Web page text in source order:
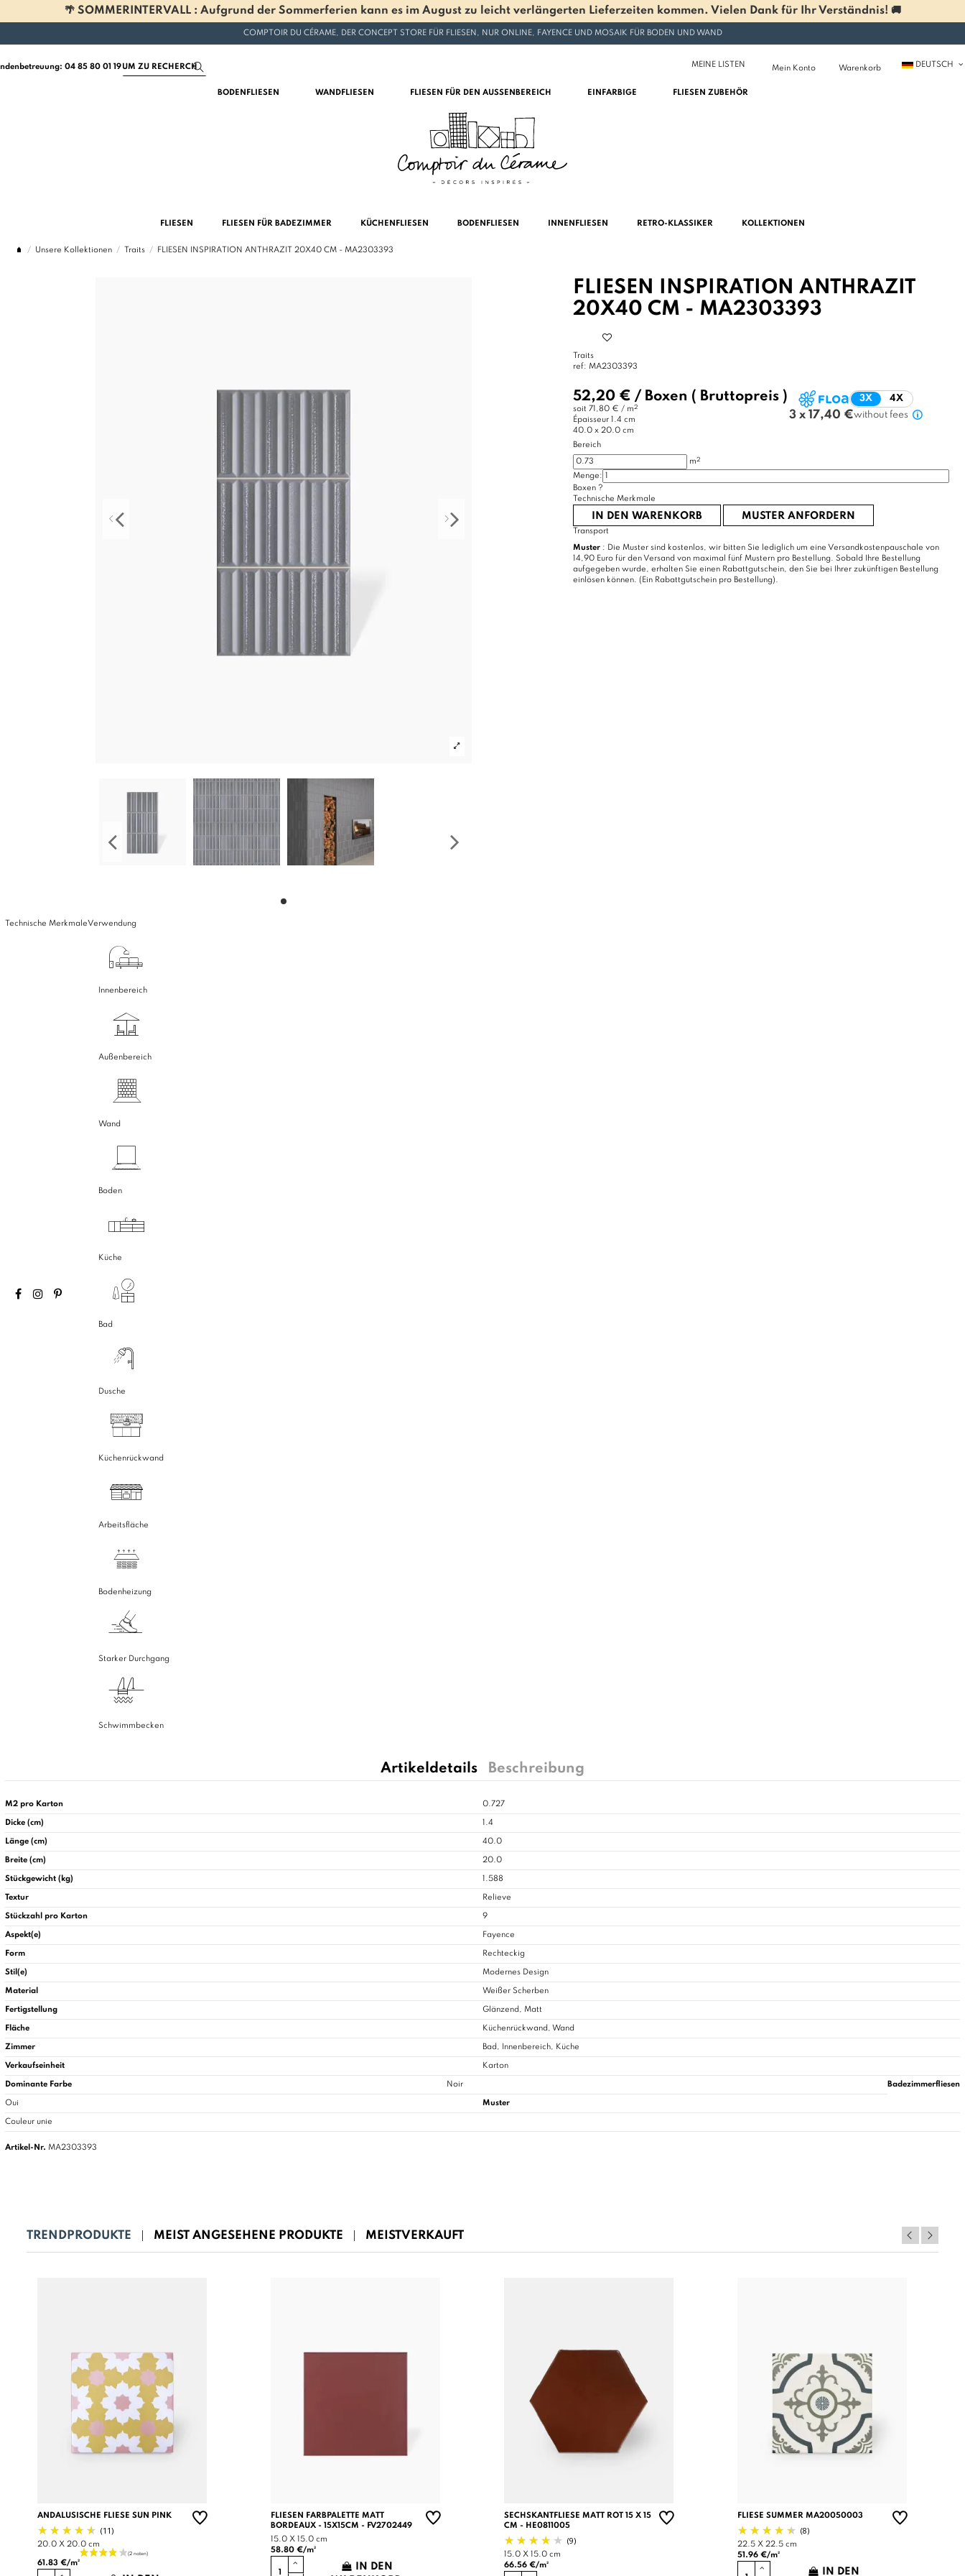
🌴 SOMMERINTERVALL : Aufgrund der Sommerferien kann es im August zu leicht verlängerten Lieferzeiten kommen. Vielen Dank für Ihr Verständnis! 🚚
COMPTOIR DU CÉRAME, DER CONCEPT STORE FÜR FLIESEN, NUR ONLINE, FAYENCE UND MOSAIK FÜR BODEN UND WAND
04 85 80 01 19 MEINE LISTEN Mein Konto Warenkorb DEUTSCH
BODENFLIESEN WANDFLIESEN FLIESEN FÜR DEN AUSSENBEREICH EINFARBIGE FLIESEN ZUBEHÖR
FLIESEN FLIESEN FÜR BADEZIMMER KÜCHENFLIESEN BODENFLIESEN INNENFLIESEN RETRO-KLASSIKER KOLLEKTIONEN
Unsere Kollektionen Traits FLIESEN INSPIRATION ANTHRAZIT 20X40 CM - MA2303393
FLIESEN INSPIRATION ANTHRAZIT
20X40 CM - MA2303393
Traits
ref: MA2303393
52,20 € / Boxen ( Bruttopreis )
soit 71,80 € / m2
Épaisseur
1.4 cm
40.0 x 20.0 cm
3X 4X
3 x 17,40 €without fees
Bereich
m2
Menge:
Boxen ?
Technische Merkmale
IN DEN WARENKORB MUSTER ANFORDERN
Transport
Muster: Die Muster sind kostenlos, wir bitten Sie lediglich um eine Versandkostenpauschale von
14,90 Euro für den Versand von maximal fünf Mustern pro Bestellung. Sobald Ihre Bestellung
aufgegeben wurde, erhalten Sie einen Rabattgutschein, den Sie bei Ihrer zukünftigen Bestellung
einlösen können. (Ein Rabattgutschein pro Bestellung).
Technische MerkmaleVerwendung
Innenbereich
Außenbereich
Wand
Boden
Küche
Bad
Dusche
Küchenrückwand
Arbeitsfläche
Bodenheizung
Starker Durchgang
Schwimmbecken
Artikeldetails Beschreibung
M2 pro Karton 0.727
Dicke (cm) 1.4
Länge (cm) 40.0
Breite (cm) 20.0
Stückgewicht (kg) 1.588
Textur Relieve
Stückzahl pro Karton 9
Aspekt(e) Fayence
Form Rechteckig
Stil(e) Modernes Design
Material Weißer Scherben
Fertigstellung Glänzend, Matt
Fläche Küchenrückwand, Wand
Zimmer Bad, Innenbereich, Küche
Verkaufseinheit Karton
Dominante Farbe Noir Badezimmerfliesen
Oui Muster
Couleur unie
Artikel-Nr. MA2303393
TRENDPRODUKTE MEIST ANGESEHENE PRODUKTE MEISTVERKAUFT
ANDALUSISCHE FLIESE SUN PINK
(11)
20.0 X 20.0 cm
61.83 €/m²
FLIESEN FARBPALETTE MATT
BORDEAUX - 15X15CM - FV2702449
15.0 X 15.0 cm
58.80 €/m²
IN DEN
SECHSKANTFLIESE MATT ROT 15 X 15
CM - HE0811005
(9)
15.0 X 15.0 cm
66.56 €/m²
FLIESE SUMMER MA20050003
(8)
22.5 X 22.5 cm
51.96 €/m²
IN DEN